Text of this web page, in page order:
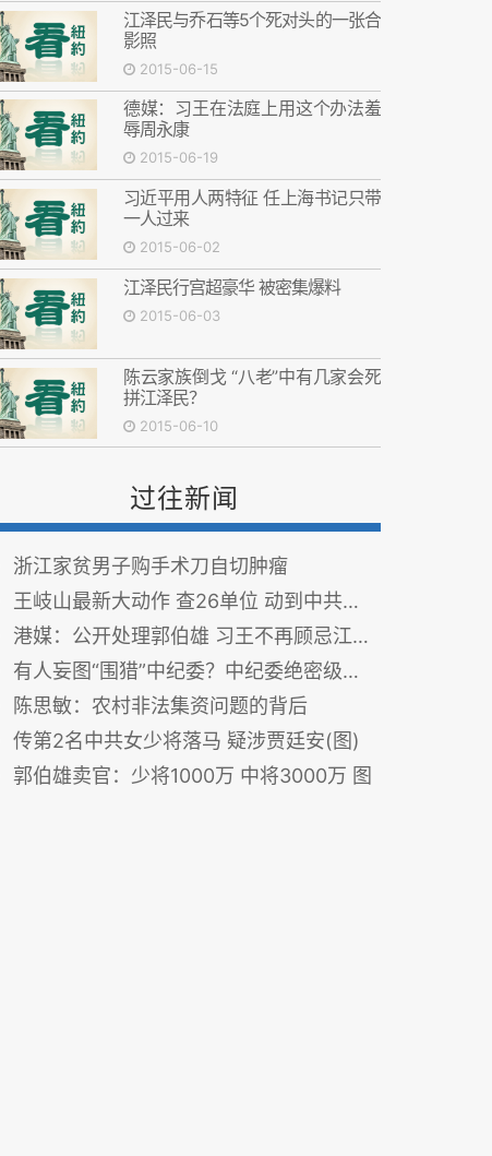
江泽民与乔石等5个死对头的一张合
影照
2015-06-15
德媒：习王在法庭上用这个办法羞
辱周永康
2015-06-19
习近平用人两特征 任上海书记只带
一人过来
2015-06-02
江泽民行宫超豪华 被密集爆料
2015-06-03
陈云家族倒戈 “八老”中有几家会死
拼江泽民？
2015-06-10
过往新闻
浙江家贫男子购手术刀自切肿瘤
王岐山最新大动作 查26单位 动到中共党报党刊
港媒：公开处理郭伯雄 习王不再顾忌江泽民面子（图）
有人妄图“围猎”中纪委？中纪委绝密级案涉最高层 图
陈思敏：农村非法集资问题的背后
传第2名中共女少将落马 疑涉贾廷安(图)
郭伯雄卖官：少将1000万 中将3000万 图